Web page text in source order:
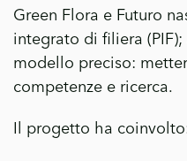
Green Flora e Futuro
integrato di filiera
modello preciso:
competenze e ricerca.
Il progetto ha